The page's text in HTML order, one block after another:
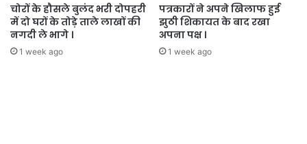
चोरों के हौसले बुलंद भरी दोपहरी
में दो घरों के तोड़े ताले लाखों की
नगदी ले भागे ।
1 week ago
पत्रकारों ने अपने खिलाफ हुई
झुठी शिकायत के बाद रखा
अपना पक्ष ।
1 week ago